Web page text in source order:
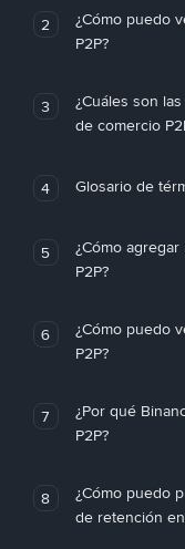
2
¿Cómo puedo
P2P?
3
¿Cuáles son
de comercio
4 Glosario de
5
¿Cómo
P2P?
6
¿Cómo puedo
P2P?
7
¿Por qué
P2P?
8
¿Cómo puedo
de retención